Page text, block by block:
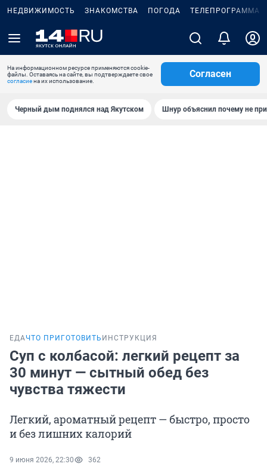
НЕДВИЖИМОСТЬ ЗНАКОМСТВА ПОГОДА ТЕЛЕПРОГРАММА
На информационном ресурсе применяются cookie-
файлы. Оставаясь на сайте, вы подтверждаете свое
согласиена их использование.
Согласен
Черный дым поднялся над Якутском Шнур объяснил почему не
ЕДАЧТО ПРИГОТОВИТЬ ИНСТРУКЦИЯ
Суп с колбасой: легкий рецепт за
30 минут — сытный обед без
чувства тяжести
Легкий, ароматный рецепт — быстро, просто
и без лишних калорий
9 июня 2026, 22:30 362